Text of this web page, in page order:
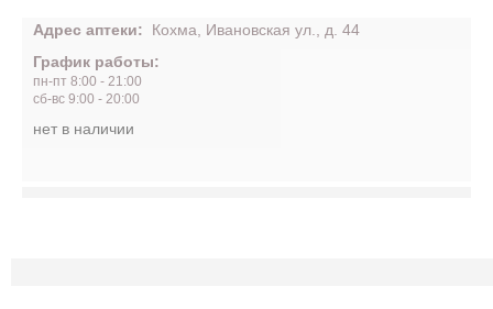
Адрес аптеки:
Кохма, Ивановская ул., д. 44
График работы:
пн-пт 8:00 - 21:00
сб-вс 9:00 - 20:00
нет в наличии